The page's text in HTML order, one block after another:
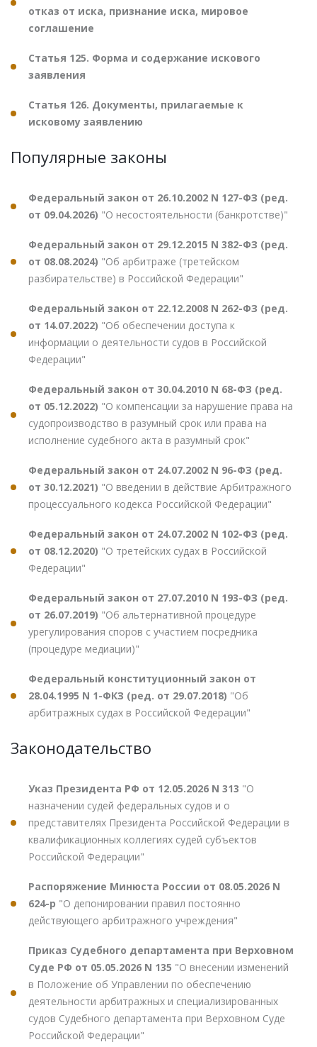
отказ от иска, признание иска, мировое
соглашение
Статья 125. Форма и содержание искового
заявления
Статья 126. Документы, прилагаемые к
исковому заявлению
Популярные законы
Федеральный закон от 26.10.2002 N 127-ФЗ (ред.
от 09.04.2026) "О несостоятельности (банкротстве)"
Федеральный закон от 29.12.2015 N 382-ФЗ (ред.
от 08.08.2024) "Об арбитраже (третейском
разбирательстве) в Российской Федерации"
Федеральный закон от 22.12.2008 N 262-ФЗ (ред.
от 14.07.2022) "Об обеспечении доступа к
информации о деятельности судов в Российской
Федерации"
Федеральный закон от 30.04.2010 N 68-ФЗ (ред.
от 05.12.2022) "О компенсации за нарушение права на
судопроизводство в разумный срок или права на
исполнение судебного акта в разумный срок"
Федеральный закон от 24.07.2002 N 96-ФЗ (ред.
от 30.12.2021) "О введении в действие Арбитражного
процессуального кодекса Российской Федерации"
Федеральный закон от 24.07.2002 N 102-ФЗ (ред.
от 08.12.2020) "О третейских судах в Российской
Федерации"
Федеральный закон от 27.07.2010 N 193-ФЗ (ред.
от 26.07.2019) "Об альтернативной процедуре
урегулирования споров с участием посредника
(процедуре медиации)"
Федеральный конституционный закон от
28.04.1995 N 1-ФКЗ (ред. от 29.07.2018) "Об
арбитражных судах в Российской Федерации"
Законодательство
Указ Президента РФ от 12.05.2026 N 313 "О
назначении судей федеральных судов и о
представителях Президента Российской Федерации в
квалификационных коллегиях судей субъектов
Российской Федерации"
Распоряжение Минюста России от 08.05.2026 N
624-р "О депонировании правил постоянно
действующего арбитражного учреждения"
Приказ Судебного департамента при Верховном
Суде РФ от 05.05.2026 N 135 "О внесении изменений
в Положение об Управлении по обеспечению
деятельности арбитражных и специализированных
судов Судебного департамента при Верховном Суде
Российской Федерации"